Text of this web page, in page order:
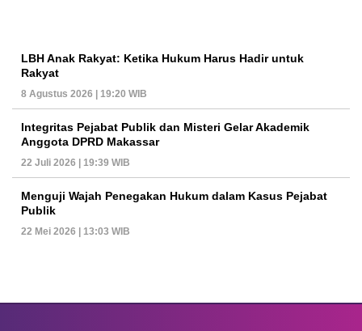
LBH Anak Rakyat: Ketika Hukum Harus Hadir untuk
Rakyat
8 Agustus 2026 | 19:20 WIB
Integritas Pejabat Publik dan Misteri Gelar Akademik
Anggota DPRD Makassar
22 Juli 2026 | 19:39 WIB
Menguji Wajah Penegakan Hukum dalam Kasus Pejabat
Publik
22 Mei 2026 | 13:03 WIB